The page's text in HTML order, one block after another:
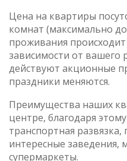
Цена на квартиры
комнат (максимально
проживания происходит
зависимости от вашего
действуют акционные
праздники меняются.
Преимущества наших
центре, благодаря
транспортная
интересные заведения,
супермаркеты.